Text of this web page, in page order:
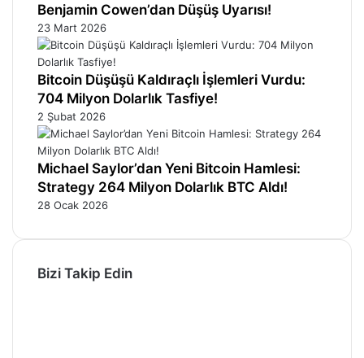
Benjamin Cowen’dan Düşüş Uyarısı!
23 Mart 2026
Bitcoin Düşüşü Kaldıraçlı İşlemleri Vurdu:
704 Milyon Dolarlık Tasfiye!
2 Şubat 2026
Michael Saylor’dan Yeni Bitcoin Hamlesi:
Strategy 264 Milyon Dolarlık BTC Aldı!
28 Ocak 2026
Bizi Takip Edin